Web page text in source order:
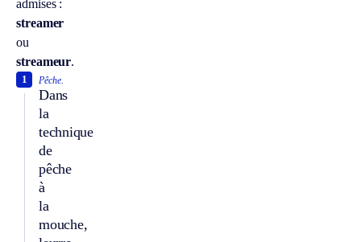
admises :
streamer
ou
streameur.
Pêche.
Dans
la
technique
de
pêche
à
la
mouche,
1